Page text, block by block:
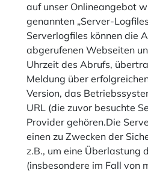
auf unser Onlineangebot
genannten „Server-
Serverlogfiles können die
abgerufenen Webseiten
Uhrzeit des Abrufs,
Meldung über
Version, das
URL (die zuvor besuchte
Provider gehören.Die
einen zu Zwecken der
z.B., um eine Überlastung
(insbesondere im Fall von